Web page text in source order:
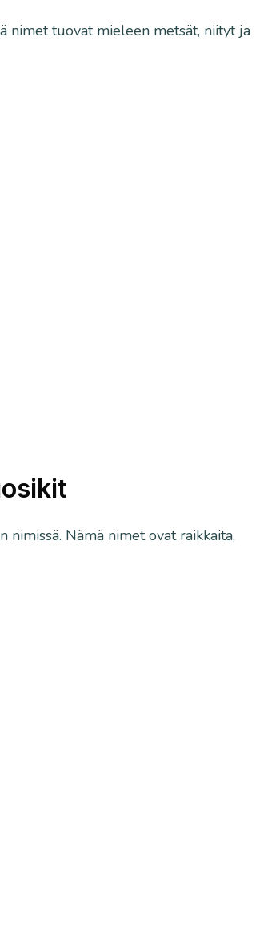
nimet tuovat mieleen metsät, niityt ja
Nämä nimet ovat raikkaita,